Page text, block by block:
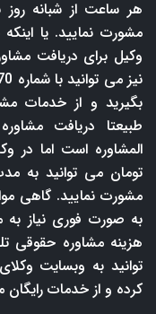
هر ساعت از شبانه روز
مشورت نمایید. یا
وکیل برای دریافت
بگیرید و از خدمات
طبیعتا دریافت
مشورت نمایید. گاهی
به صورت فوری نیاز به
هزینه مشاوره حقوقی
توانید به وبسایت
کرده و از خدمات رایگان